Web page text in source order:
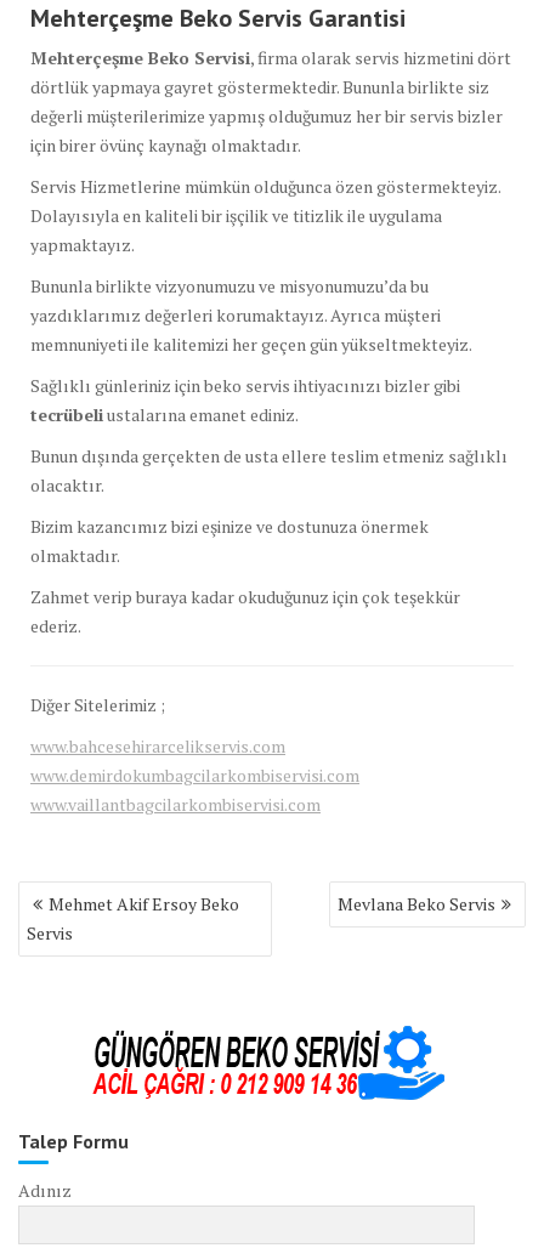
Mehterçeşme Beko Servis Garantisi
Mehterçeşme Beko Servisi, firma olarak servis hizmetini dört
dörtlük yapmaya gayret göstermektedir. Bununla birlikte siz
değerli müşterilerimize yapmış olduğumuz her bir servis bizler
için birer övünç kaynağı olmaktadır.
Servis Hizmetlerine mümkün olduğunca özen göstermekteyiz.
Dolayısıyla en kaliteli bir işçilik ve titizlik ile uygulama
yapmaktayız.
Bununla birlikte vizyonumuzu ve misyonumuzu’da bu
yazdıklarımız değerleri korumaktayız. Ayrıca müşteri
memnuniyeti ile kalitemizi her geçen gün yükseltmekteyiz.
Sağlıklı günleriniz için beko servis ihtiyacınızı bizler gibi
tecrübeliustalarına emanet ediniz.
Bunun dışında gerçekten de usta ellere teslim etmeniz sağlıklı
olacaktır.
Bizim kazancımız bizi eşinize ve dostunuza önermek
olmaktadır.
Zahmet verip buraya kadar okuduğunuz için çok teşekkür
ederiz.
Diğer Sitelerimiz ;
www.bahcesehirarcelikservis.com
www.demirdokumbagcilarkombiservisi.com
www.vaillantbagcilarkombiservisi.com
Yazı
gezinmesi
Mehmet Akif Ersoy Beko
Servis
Mevlana Beko Servis
Talep Formu
Adınız